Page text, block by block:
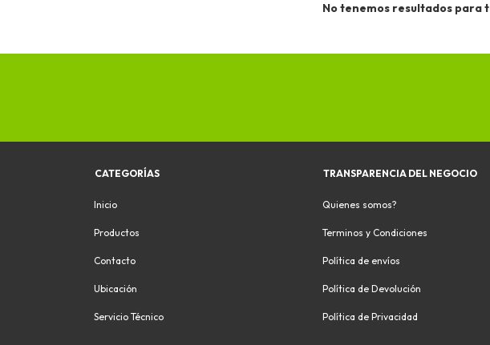
No tenemos resultados para
CATEGORÍAS
Inicio
Productos
Contacto
Ubicación
Servicio Técnico
TRANSPARENCIA DEL NEGOCIO
Quienes somos?
Terminos y Condiciones
Política de envíos
Política de Devolución
Política de Privacidad